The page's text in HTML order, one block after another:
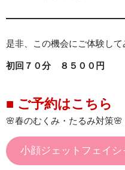
是非、この機会にご体験して
初回７０分 ８５００円
■ ご予約はこちら
🌸春のむくみ・たるみ対策🌸
小顔ジェットフェイシ